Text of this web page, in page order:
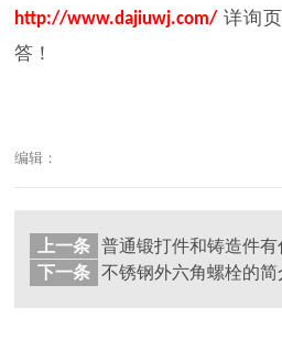
http://www.dajiuwj.com/ 详询
答！
编辑：
上一条
下一条